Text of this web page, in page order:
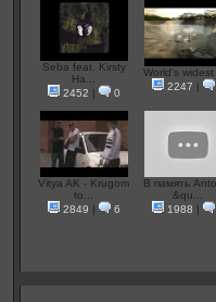
Seba feat. Kirsty
Ha...
2452 | 0
World's
2247 |
Vitya AK - Krugom
to...
2849 | 6
В память
&qu...
1988 |